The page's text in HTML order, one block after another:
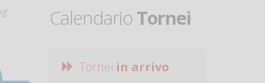
CalendarioTornei
Tornei in arrivo